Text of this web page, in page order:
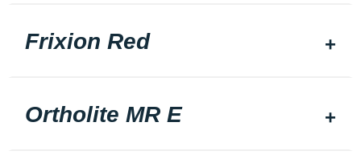
Frixion Red
Ortholite MR E